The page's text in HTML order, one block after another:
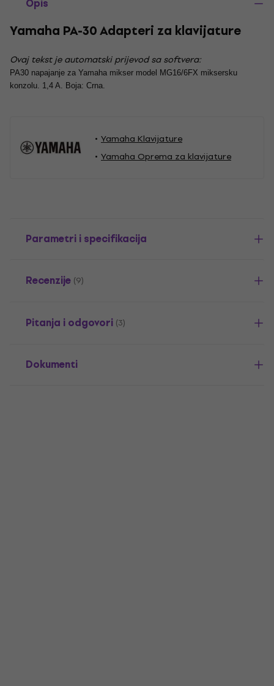
Yamaha PA-30 Adapteri za klavijature
Ovaj tekst je automatski prijevod sa softvera:
PA30 napajanje za Yamaha mikser model MG16/6FX miksersku
konzolu. 1,4 A. Boja: Crna.
Yamaha Klavijature
Yamaha Oprema za klavijature
Parametri i specifikacija
Recenzije (9)
Pitanja i odgovori (3)
Dokumenti